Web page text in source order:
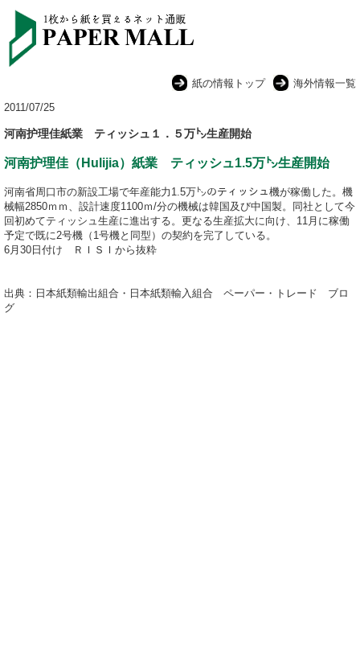
紙の情報トップ
海外情報一覧
2011/07/25
河南护理佳紙業 ティッシュ１．５万㌧生産開始
河南护理佳（Hulijia）紙業 ティッシュ1.5万㌧生産開始
河南省周口市の新設工場で年産能力1.5万㌧のティッシュ機が稼働した。機
械幅2850ｍｍ、設計速度1100ｍ/分の機械は韓国及び中国製。同社として今
回初めてティッシュ生産に進出する。更なる生産拡大に向け、11月に稼働
予定で既に2号機（1号機と同型）の契約を完了している。
6月30日付け ＲＩＳＩから抜粋
出典：日本紙類輸出組合・日本紙類輸入組合 ペーパー・トレード ブロ
グ